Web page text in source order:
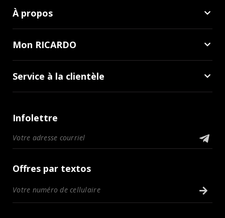
À propos
Mon RICARDO
Service à la clientèle
Infolettre
Offres par textos